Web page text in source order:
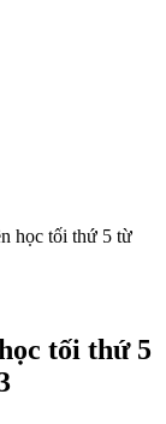
học tối thứ 5 từ
tối thứ 5